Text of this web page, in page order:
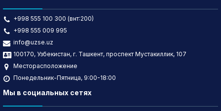
+998 555 100 300 (внт:200)
+998 555 009 995
info@uzse.uz
100170, Узбекистан, г. Ташкент, проспект Мустакиллик, 107
Месторасположение
Понедельник-Пятница, 9:00-18:00
Мы в социальных сетях